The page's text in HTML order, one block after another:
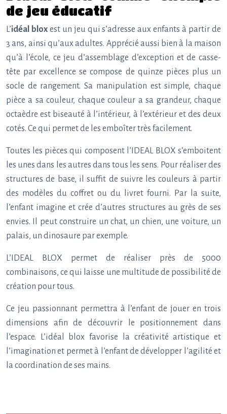
de jeu éducatif
L’idéal bloxest un jeu qui s’adresse aux enfants à partir de
3 ans, ainsi qu’aux adultes. Apprécié aussi bien à la maison
qu’à l’école, ce jeu d’assemblage d’exception et de casse-
tête par excellence se compose de quinze pièces plus un
socle de rangement. Sa manipulation est simple, chaque
pièce a sa couleur, chaque couleur a sa grandeur, chaque
octaèdre est biseauté à l’intérieur, à l’extérieur et des deux
cotés. Ce qui permet de les emboîter très facilement.
Toutes les pièces qui composent l’IDEAL BLOX s’emboitent
les unes dans les autres dans tous les sens. Pour réaliser des
structures de base, il suffit de suivre les couleurs à partir
des modèles du coffret ou du livret fourni. Par la suite,
l’enfant imagine et crée d’autres structures au grès de ses
envies. Il peut construire un chat, un chien, une voiture, un
palais, un dinosaure par exemple.
L’IDEAL BLOX permet de réaliser près de 5000
combinaisons, ce qui laisse une multitude de possibilité de
création pour tous.
Ce jeu passionnant permettra à l’enfant de jouer en trois
dimensions afin de découvrir le positionnement dans
l’espace. L’idéal blox favorise la créativité artistique et
l’imagination et permet à l’enfant de développer l’agilité et
la coordination de ses mains.